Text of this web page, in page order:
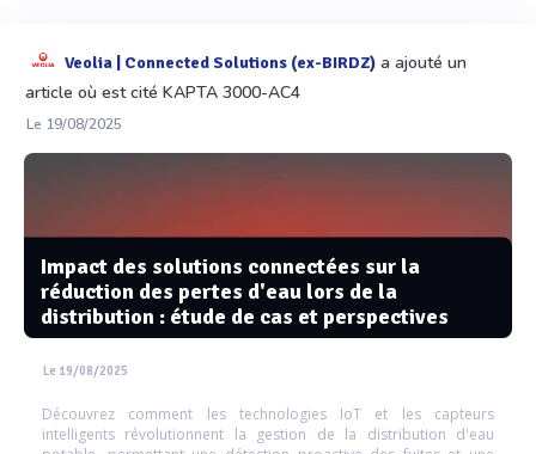
Veolia | Connected Solutions (ex-BIRDZ) a ajouté un
article où est cité KAPTA 3000-AC4
Le 19/08/2025
Impact des solutions connectées sur la
réduction des pertes d'eau lors de la
distribution : étude de cas et perspectives
Le 19/08/2025
Découvrez comment les technologies IoT et les capteurs
intelligents révolutionnent la gestion de la distribution d'eau